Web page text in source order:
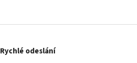
Rychlé odeslání